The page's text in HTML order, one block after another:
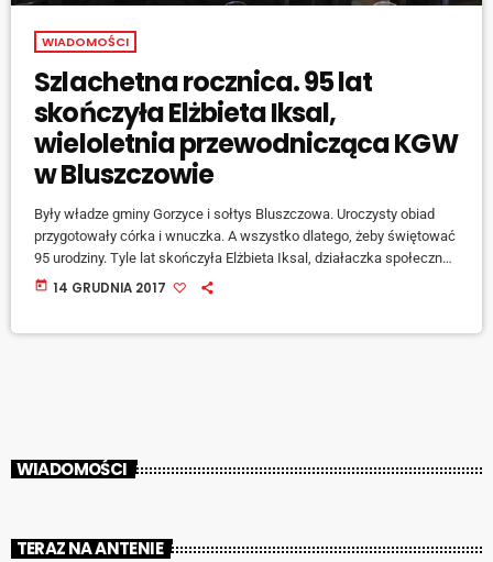
WIADOMOŚCI
Szlachetna rocznica. 95 lat
skończyła Elżbieta Iksal,
wieloletnia przewodnicząca KGW
w Bluszczowie
Były władze gminy Gorzyce i sołtys Bluszczowa. Uroczysty obiad
przygotowały córka i wnuczka. A wszystko dlatego, żeby świętować
95 urodziny. Tyle lat skończyła Elżbieta Iksal, działaczka społeczna,
wieloletnia przewodnicząca Koła Gospodyń Wiejskich w
today 14 GRUDNIA 2017
WIADOMOŚCI
TERAZ NA ANTENIE